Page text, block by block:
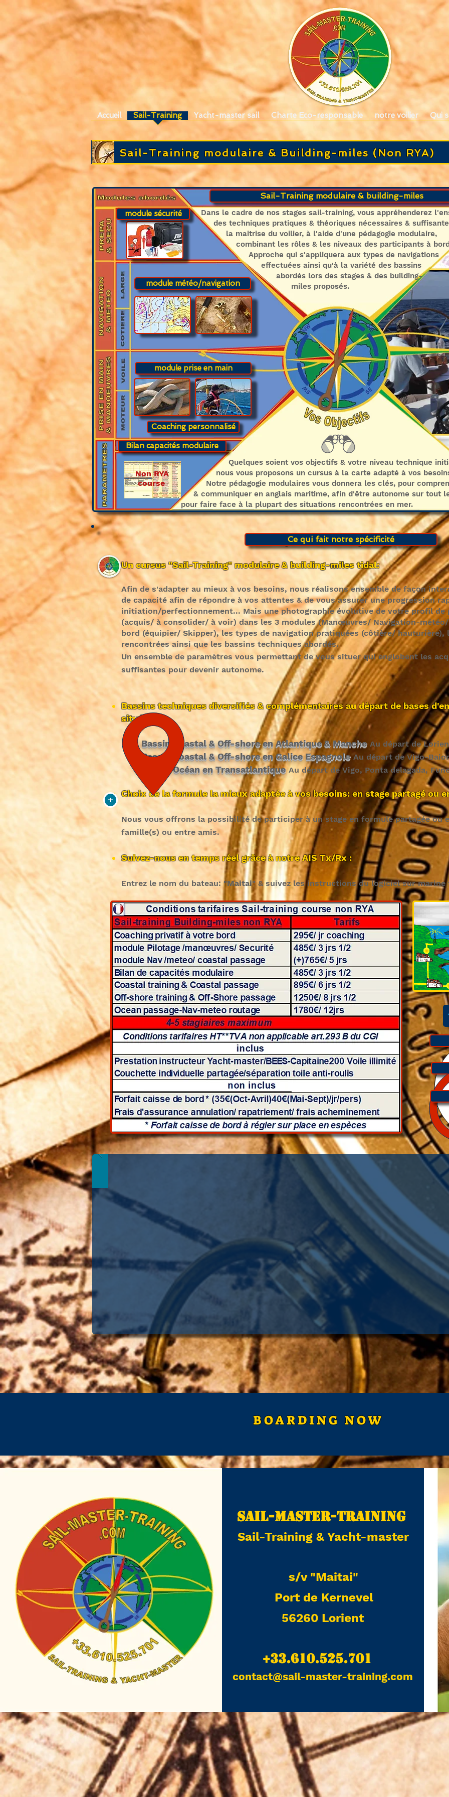
Accueil Sail-Training Yacht-master sail Charte Eco-responsable notre voilier Qui
Sail-Training modulaire & Building-miles (Non RYA)
Sail-Training modulaire & building-miles
Bilan capacités modulaire
module sécurité
Quelques soient vos objectifs & votre niveau technique
nous vous proposons un cursus à la carte adapté à vos
Notre pédagogie modulaires vous donnera les clés, pour
& communiquer en anglais maritime, afin d'être autonome sur tout
pour faire face à la plupart des situations rencontrées en mer.
module météo/navigation
Dans le cadre de nos stages sail-training, vous appréhenderez
des techniques pratiques & théoriques nécessaires &
la maitrise du voilier, à l'aide d'une pédagogie modulaire,
combinant les rôles & les niveaux des participants à
Approche qui s'appliquera aux types de navigations
effectuées ainsi qu'à la variété des bassins
abordés lors des stages & des building-
miles proposés.
module prise en main
Coaching personnalisé
Non RYA
course
Ce qui fait notre spécificité
Un cursus "Sail-Training" modulaire & building-miles tidal:
Afin de s'adapter au mieux à vos besoins, nous réalisons ensemble de façon
de capacité afin de répondre à vos attentes & de vous assurer une progression
initiation/perfectionnement... Mais une photographie évolutive de votre profil de
(acquis/ à consolider/ à voir) dans les 3 modules (Manœuvres/ Navigation-
bord (équipier/ Skipper), les types de navigation pratiquées (côtière/ hauturière),
rencontrées ainsi que les bassins techniques abordés.
Un ensemble de paramètres vous permettant de vous situer qui englobent les
suffisantes pour devenir autonome.
Bassins techniques diversifiés & complémentaires au départ de bases
situées :
- Bassin Coastal & Off-shore en Atlantique & Manche Au départ de
- Bassin Coastal & Off-shore en Galice Espagnole Au départ de Vigo-
- Bassin Océan en Transatlantique Au départ de Vigo, Ponta delagada,
Choix de la formule la mieux adaptée à vos besoins: en stage partagé ou
Nous vous offrons la possibilité de participer à un stage en formule partagée ou
famille(s) ou entre amis.
Suivez-nous en temps réel grâce à notre AIS Tx/Rx :
Entrez le nom du bateau: "Maitai"& suivez les instructions du logiciel sur
+
Ce qui fait notre spécificité
BOARDING NOW
Sail-master-Training
Sail-Training & Yacht-master
s/v "Maitai"
Port de Kernevel
56260 Lorient
+33.610.525.701
contact@sail-master-training.com